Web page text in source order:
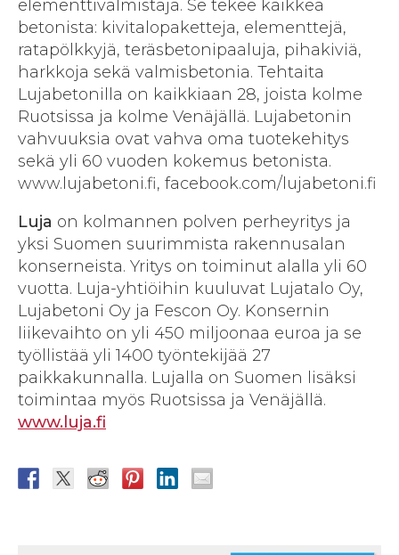
elementtivalmistaja. Se tekee kaikkea
betonista: kivitalopaketteja, elementtejä,
ratapölkkyjä, teräsbetonipaaluja, pihakiviä,
harkkoja sekä valmisbetonia. Tehtaita
Lujabetonilla on kaikkiaan 28, joista kolme
Ruotsissa ja kolme Venäjällä. Lujabetonin
vahvuuksia ovat vahva oma tuotekehitys
sekä yli 60 vuoden kokemus betonista.
www.lujabetoni.fi, facebook.com/lujabetoni.fi
Luja on kolmannen polven perheyritys ja
yksi Suomen suurimmista rakennusalan
konserneista. Yritys on toiminut alalla yli 60
vuotta. Luja-yhtiöihin kuuluvat Lujatalo Oy,
Lujabetoni Oy ja Fescon Oy. Konsernin
liikevaihto on yli 450 miljoonaa euroa ja se
työllistää yli 1400 työntekijää 27
paikkakunnalla. Lujalla on Suomen lisäksi
toimintaa myös Ruotsissa ja Venäjällä.
www.luja.fi